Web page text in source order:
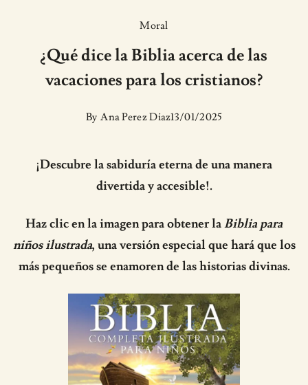
Moral
¿Qué dice la Biblia acerca de las
vacaciones para los cristianos?
By Ana Perez Diaz13/01/2025
¡Descubre la sabiduría eterna de una manera
divertida y accesible!.
Haz clic en la imagen para obtener laBiblia para
niños ilustrada, una versión especial que hará que los
más pequeños se enamoren de las historias divinas.